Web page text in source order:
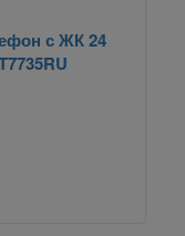
с ЖК 24